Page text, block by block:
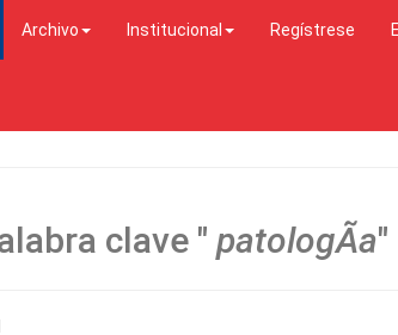
Archivo Institucional Regístrese
clave " patologÃ­a"